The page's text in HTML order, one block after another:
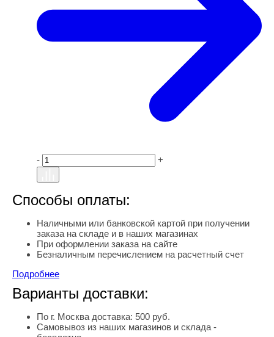
- +
Способы оплаты:
Наличными или банковской картой при получении
заказа на складе и в наших магазинах
При оформлении заказа на сайте
Безналичным перечислением на расчетный счет
Подробнее
Варианты доставки:
По г. Москва доставка: 500 руб.
Самовывоз из наших магазинов и склада -